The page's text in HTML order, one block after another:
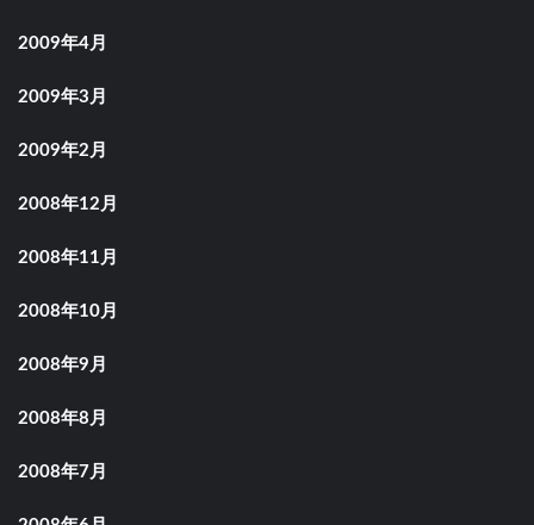
2009年4月
2009年3月
2009年2月
2008年12月
2008年11月
2008年10月
2008年9月
2008年8月
2008年7月